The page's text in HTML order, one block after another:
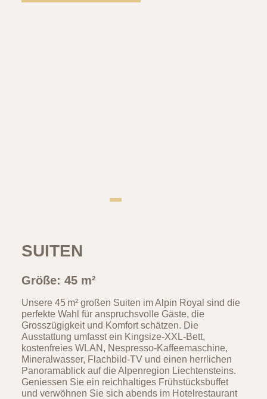
SUITEN
Größe: 45 m²
Unsere 45 m² großen Suiten im Alpin Royal sind die
perfekte Wahl für anspruchsvolle Gäste, die
Grosszügigkeit und Komfort schätzen. Die
Ausstattung umfasst ein Kingsize-XXL-Bett,
kostenfreies WLAN, Nespresso-Kaffeemaschine,
Mineralwasser, Flachbild-TV und einen herrlichen
Panoramablick auf die Alpenregion Liechtensteins.
Geniessen Sie ein reichhaltiges Frühstücksbuffet
und verwöhnen Sie sich abends im Hotelrestaurant